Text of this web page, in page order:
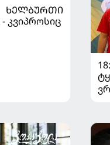
ᲮᲔᲚᲑᲣᲠᲗᲘ
კვიპროსიც